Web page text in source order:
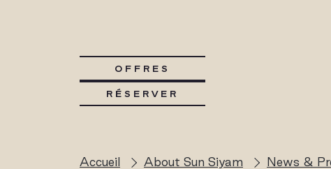
OFFRES
RÉSERVER
Accueil About Sun Siyam News &